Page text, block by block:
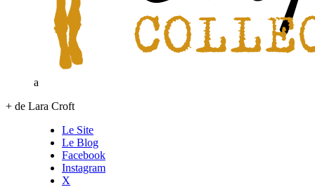
a
+ de Lara Croft
Le Site
Le Blog
Facebook
Instagram
X